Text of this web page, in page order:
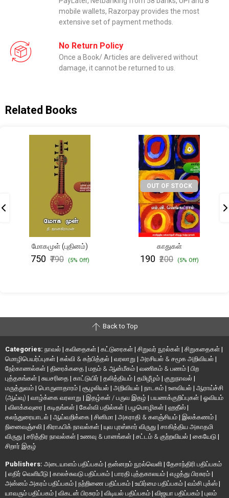
mobile wallets, Razorpay provides the most
extensive set of payment methods.
No Return Policy
Once a Book/ Articles are delivered without
damage, it cannot be returned to us.
Related Books
மோகமுள் (புதினம்)
₹750 ₹790 (5% Off)
OUT OF STOCK
காதுகள்
₹190 ₹200 (5% Off)
Back to Top
Categories: நாவல் | கவிதைகள் | கட்டுரைகள் | சிறுவர் நூல்கள் | சிறுகதைகள் |
மொழிபெயர்ப்புகள் | கல்வி & கற்பித்தல் | வரலாறு | அரசியல் & சமூக அறிவியல் |
நேர்காணல்கள் | திரைக்கதை | மதம் & ஆன்மீகம் | வணிகம் & பணம் | பிற
புத்தகங்கள் | சுயசரிதை | காட்டுயிர் | தலித்தியம் | தமிழீழம் | குறுநாவல் |
மருத்துவம் | பொருளாதாரம் | சூழலியல் | அறிவியல் | நாடகம் | உளவியல் | ஆராய்ச்சி
(ஆய்வு) | வாழ்க்கை வரலாறு | இதழ்கள் / பருவ இதழ் | பயணக்குறிப்புகள் | ஓவியம்
| விளக்கவுரை | கடிதங்கள் | கேள்வி பதில்கள் | பழமொழிகள் | ஹதீஸ் |
கலந்துரையாடல் | ஆய்வறிக்கை | சினிமா | அகராதி & களஞ்சியம் | இலக்கணம் |
நினைவஞ்சலி | கிராஃபிக் நாவல்கள் | யுவ புரஸ்கார் விருது | சாகித்திய அகாதமி
விருது | சரித்திர நாவல்கள் | உணவு & பானங்கள் | சட்டம் & குற்றவியல் | கையேடு |
சிறார் இதழ்
Publishers: அடையாளம் பதிப்பகம் | தன்னறம் நூல்வெளி | தேசாந்திரி பதிப்பகம்
| எதிர் வெளியீடு | காலச்சுவடு பதிப்பகம் | பாரதி புத்தகாலயம் | எழுத்து பிரசுரம் |
அன்னம் அகரம் பதிப்பகம் | நற்றிணை பதிப்பகம் | உயிர்மை பதிப்பகம் | வம்சி புக்ஸ் |
யாவரும் பதிப்பகம் | விகடன் பிரசுரம் | விடியல் பதிப்பகம் | விஜயா பதிப்பகம் | புலம்